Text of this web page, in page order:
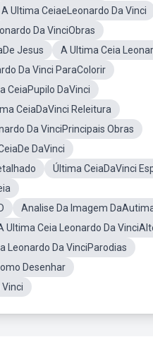
A Ultima CeiaeLeonardo Da Vinci
Da VinciObras
Jesus
A Ultima Ceia
Da Vinci ParaColorir
CeiaPupilo DaVinci
CeiaDaVinci Releitura
Da VinciPrincipais Obras
DaVinci
Última CeiaDaVinci
Analise Da Imagem
Ultima Ceia Leonardo Da
Leonardo Da VinciParodias
Desenhar